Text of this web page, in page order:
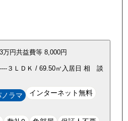
万円共益費等 8,000円
３ＬＤＫ / 69.50㎡ 入居日 相 談
ラマ インターネット無料